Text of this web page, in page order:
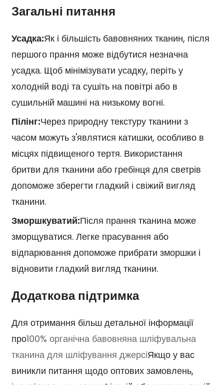
Загальні питання
Усадка:Як і більшість бавовняних тканин, після
першого прання може відбутися незначна
усадка. Щоб мінімізувати усадку, періть у
холодній воді та сушіть на повітрі або в
сушильній машині на низькому вогні.
Пілінг:Через природну текстуру тканини з
часом можуть з'являтися катишки, особливо в
місцях підвищеного тертя. Використання
бритви для тканини або гребінця для светрів
допоможе зберегти гладкий і свіжий вигляд
тканини.
Зморшкуватий:Після прання тканина може
зморщуватися. Легке прасування або
відпарювання допоможе прибрати зморшки і
відновити гладкий вигляд тканини.
Додаткова підтримка
Для отримання більш детальної інформації
про100% органічна бавовняна шліфувальна
тканина для шліфування джерсіЯкщо у вас
виникли питання щодо оптових замовлень,